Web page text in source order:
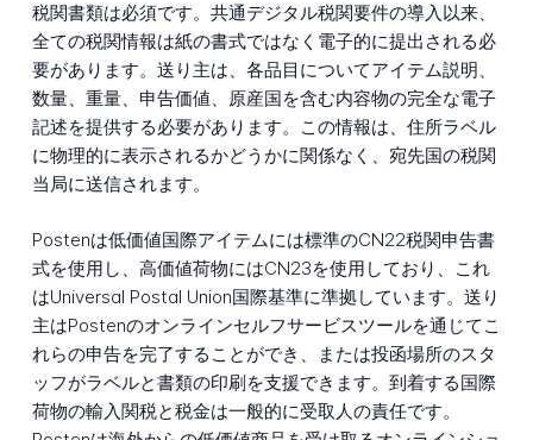
税関書類は必須です。共通デジタル税関要件の導入以来、
全ての税関情報は紙の書式ではなく電子的に提出される必
要があります。送り主は、各品目についてアイテム説明、
数量、重量、申告価値、原産国を含む内容物の完全な電子
記述を提供する必要があります。この情報は、住所ラベル
に物理的に表示されるかどうかに関係なく、宛先国の税関
当局に送信されます。
Postenは低価値国際アイテムには標準のCN22税関申告書
式を使用し、高価値荷物にはCN23を使用しており、これ
はUniversal Postal Union国際基準に準拠しています。送り
主はPostenのオンラインセルフサービスツールを通じてこ
れらの申告を完了することができ、または投函場所のスタ
ッフがラベルと書類の印刷を支援できます。到着する国際
荷物の輸入関税と税金は一般的に受取人の責任です。